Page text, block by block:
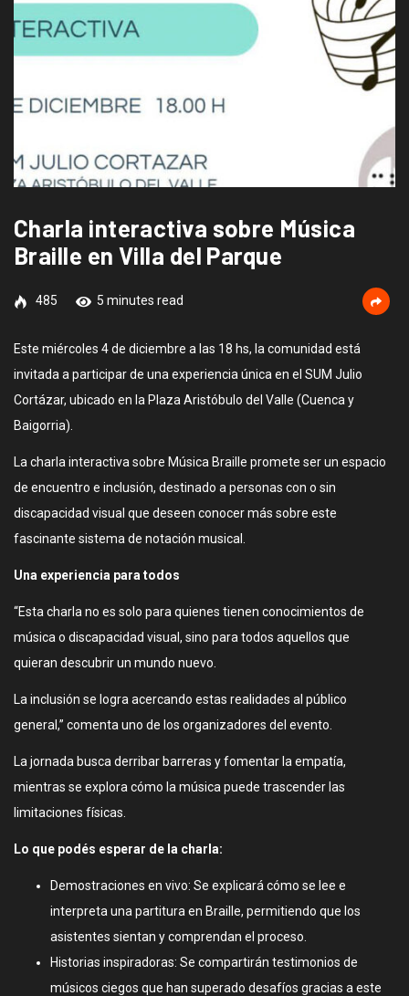
Charla interactiva sobre Música
Braille en Villa del Parque
485 5 minutes read
Este miércoles 4 de diciembre a las 18 hs, la comunidad está
invitada a participar de una experiencia única en el SUM Julio
Cortázar, ubicado en la Plaza Aristóbulo del Valle (Cuenca y
Baigorria).
La charla interactiva sobre Música Braille promete ser un espacio
de encuentro e inclusión, destinado a personas con o sin
discapacidad visual que deseen conocer más sobre este
fascinante sistema de notación musical.
Una experiencia para todos
“Esta charla no es solo para quienes tienen conocimientos de
música o discapacidad visual, sino para todos aquellos que
quieran descubrir un mundo nuevo.
La inclusión se logra acercando estas realidades al público
general,” comenta uno de los organizadores del evento.
La jornada busca derribar barreras y fomentar la empatía,
mientras se explora cómo la música puede trascender las
limitaciones físicas.
Lo que podés esperar de la charla:
Demostraciones en vivo: Se explicará cómo se lee e
interpreta una partitura en Braille, permitiendo que los
asistentes sientan y comprendan el proceso.
Historias inspiradoras: Se compartirán testimonios de
músicos ciegos que han superado desafíos gracias a este